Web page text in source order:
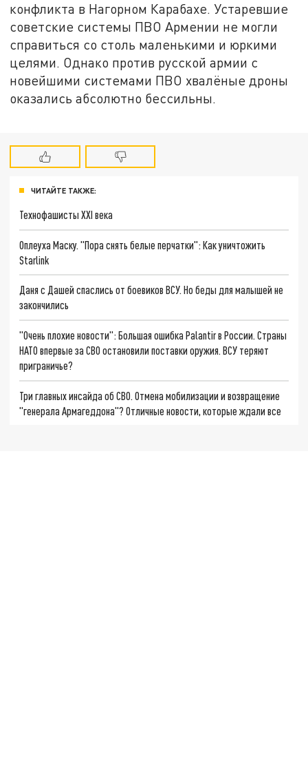
конфликта в Нагорном Карабахе. Устаревшие
советские системы ПВО Армении не могли
справиться со столь маленькими и юркими
целями. Однако против русской армии с
новейшими системами ПВО хвалёные дроны
оказались абсолютно бессильны.
ЧИТАЙТЕ ТАКЖЕ:
Технофашисты XXI века
Оплеуха Маску. "Пора снять белые перчатки": Как уничтожить
Starlink
Даня с Дашей спаслись от боевиков ВСУ. Но беды для малышей не
закончились
"Очень плохие новости": Большая ошибка Palantir в России. Страны
НАТО впервые за СВО остановили поставки оружия. ВСУ теряют
приграничье?
Три главных инсайда об СВО. Отмена мобилизации и возвращение
"генерала Армагеддона"? Отличные новости, которые ждали все